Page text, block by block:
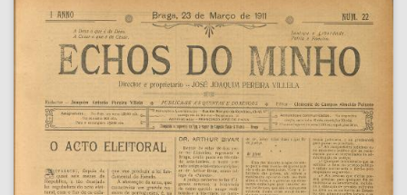
- Evolução a vapor (Zarco) [Política]
- Para a historia das syndicancias (João da
Camara Pestana) [Administração Pública]
- Ainda a Pastoral Collectiva Bispo do Porto
(Não indicado) [Religião]
[Conteúdo Gerado por Inteligência Artificial,
pode conter erros]